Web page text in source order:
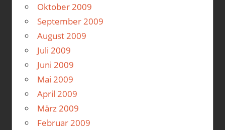
Oktober 2009
September 2009
August 2009
Juli 2009
Juni 2009
Mai 2009
April 2009
März 2009
Februar 2009